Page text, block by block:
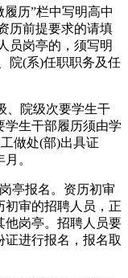
历”栏中写明高中
历前提要求的请填
员岗亭的，须写明
院(系)任职职务及任
院级次要学生干
学生干部履历须由学
做处(部)出具证
。
亭报名。资历初审
初审的招聘人员，正
他岗亭。招聘人员要
进行报名，报名取